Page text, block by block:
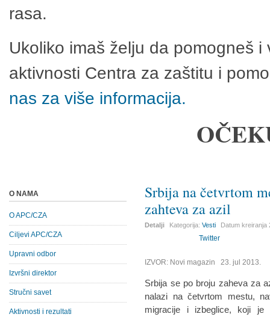
rasa.
Ukoliko imaš želju da pomogneš
aktivnosti Centra za zaštitu i
nas za više informacija.
Srbija na četvrtom
zahteva za azil
Detalji Kategorija:Vesti Datum kreiranja
Twitter
IZVOR: Novi magazin 23. jul 2013.
Srbija se po broju zaheva za
nalazi na četvrtom mestu,
migracije i izbeglice, koji je
O NAMA
O APC/CZA
Ciljevi APC/CZA
Upravni odbor
Izvršni direktor
Stručni savet
Aktivnosti i rezultati